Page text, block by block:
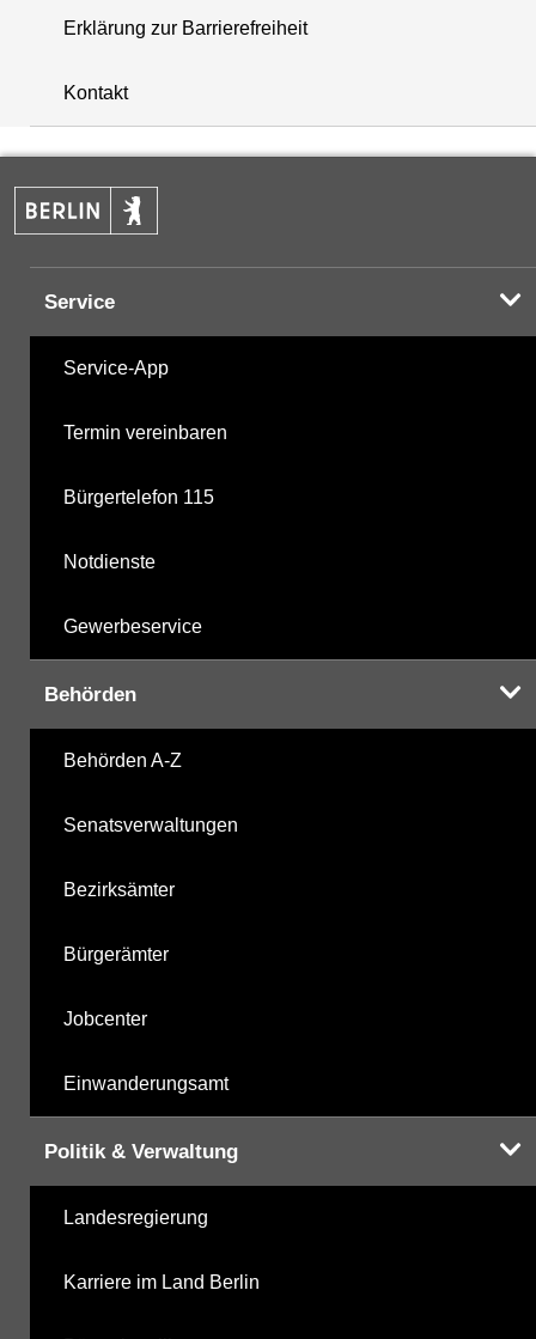
+
−
Erklärung zur Barrierefreiheit
Kontakt
Service
Service-App
Termin vereinbaren
Bürgertelefon 115
Notdienste
Gewerbeservice
Behörden
Behörden A-Z
Senatsverwaltungen
Bezirksämter
Bürgerämter
Jobcenter
Einwanderungsamt
Politik & Verwaltung
Landesregierung
Karriere im Land Berlin